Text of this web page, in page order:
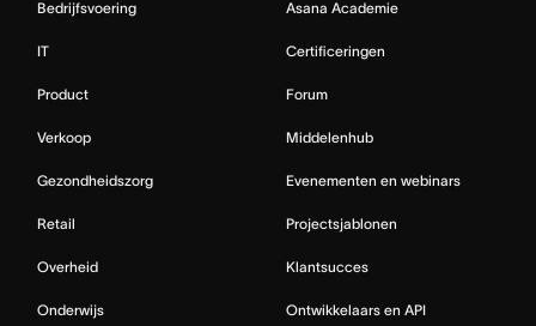
Bedrijfsvoering
IT
Product
Verkoop
Gezondheidszorg
Retail
Overheid
Onderwijs
Asana Academie
Certificeringen
Forum
Middelenhub
Evenementen en webinars
Projectsjablonen
Klantsucces
Ontwikkelaars en API